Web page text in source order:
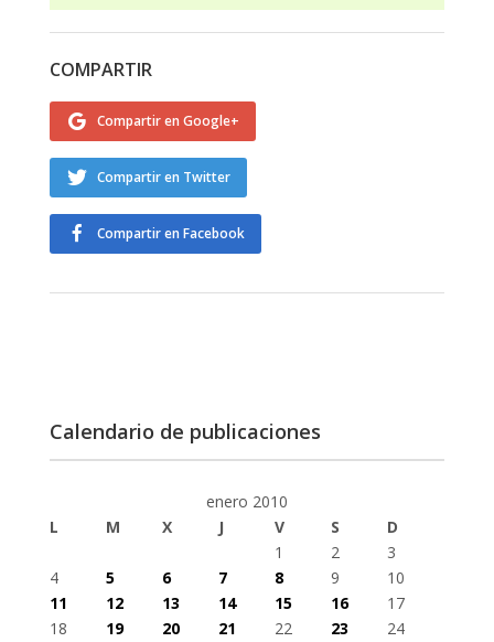
COMPARTIR
Compartir en Google+
Compartir en Twitter
Compartir en Facebook
Calendario de publicaciones
enero 2010
L
M X J V S
D
1
2
3
4
5 6 7 8 9
10
11
12 13 14 15 16
17
18
19 20 21 22 23
24